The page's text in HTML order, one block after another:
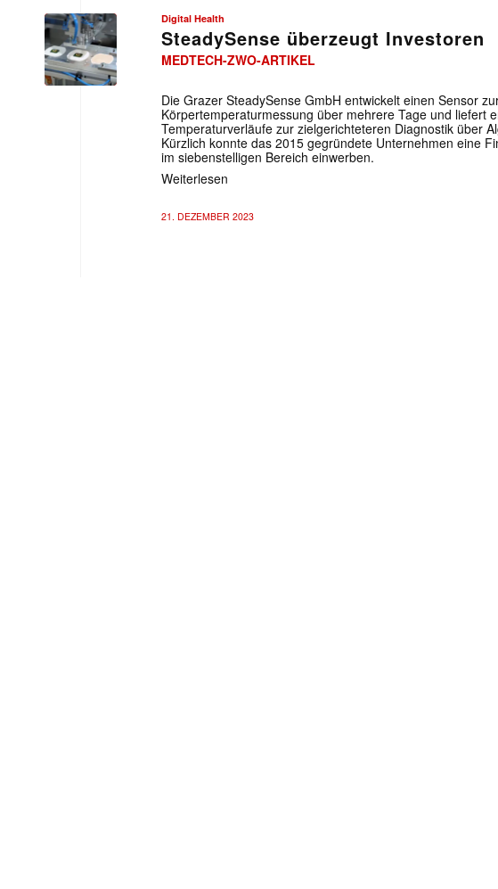
Digital Health
SteadySense überzeugt Investoren
MEDTECH-ZWO-ARTIKEL
Die Grazer SteadySense GmbH entwickelt einen Sensor
Körpertemperaturmessung über mehrere Tage und liefert
Temperaturverläufe zur zielgerichteteren Diagnostik über
Kürzlich konnte das 2015 gegründete Unternehmen eine
im siebenstelligen Bereich einwerben.
Weiterlesen
21. DEZEMBER 2023